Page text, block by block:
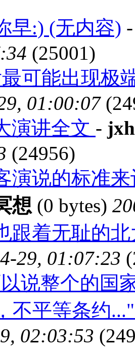
早:) (无内容)
(25001)
可能出现极
01:00:07
演讲全文 - jxh
(24956)
演说的标准
想 (0 bytes)
跟着无耻的
29, 01:07:23
说整个的国
不平等条约
02:03:53